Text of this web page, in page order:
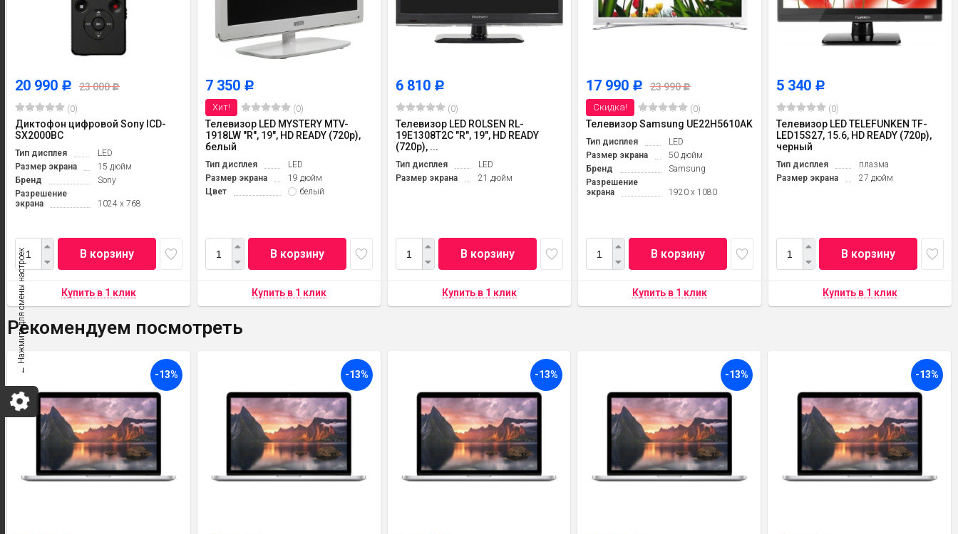
20 990 Р 23 000Р
(0)
Диктофон цифровой Sony ICD-
SX2000BC
Тип дисплея
LED
Размер экрана
15 дюйм
Бренд
Sony
Разрешение
экрана
1024 x 768
В корзину
7 350 Р
Хит! (0)
Телевизор LED MYSTERY MTV-
1918LW "R", 19", HD READY (720p),
белый
Тип дисплея
LED
Размер экрана
19 дюйм
Цвет
белый
В корзину
6 810 Р
(0)
Телевизор LED ROLSEN RL-
19E1308T2C "R", 19", HD READY
(720p), ...
Тип дисплея
LED
Размер экрана
21 дюйм
В корзину
17 990 Р 23 990Р
Скидка! (0)
Телевизор Samsung UE22H5610AK
Тип дисплея
LED
Размер экрана
50 дюйм
Бренд
Samsung
Разрешение
экрана
1920 x 1080
В корзину
5 340 Р
(0)
Телевизор LED TELEFUNKEN TF-
LED15S27, 15.6, HD READY (720p),
черный
Тип дисплея
плазма
Размер экрана
27 дюйм
В корзину
Рекомендуем посмотреть
-13% -13% -13% -13% -13%
← Нажмите для смены настроек